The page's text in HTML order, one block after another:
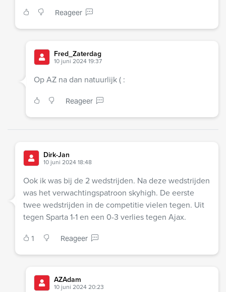
Reageer
Fred_Zaterdag
10 juni 2024 19:37
Op AZ na dan natuurlijk ( :
Reageer
Dirk-Jan
10 juni 2024 18:48
Ook ik was bij de 2 wedstrijden. Na deze wedstrijden
was het verwachtingspatroon skyhigh. De eerste
twee wedstrijden in de competitie vielen tegen. Uit
tegen Sparta 1-1 en een 0-3 verlies tegen Ajax.
1 Reageer
AZAdam
10 juni 2024 20:23